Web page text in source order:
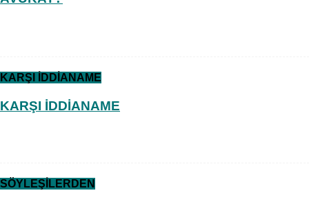
KARŞI İDDİANAME
KARŞI İDDİANAME
SÖYLEŞİLERDEN